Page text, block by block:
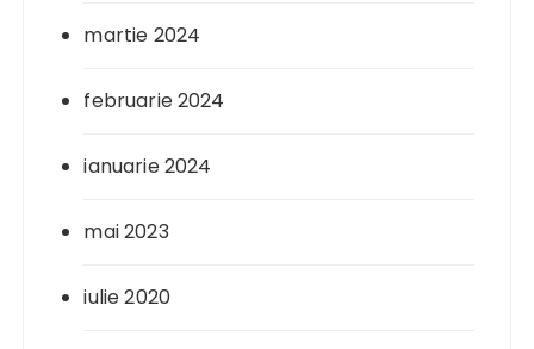
martie 2024
februarie 2024
ianuarie 2024
mai 2023
iulie 2020